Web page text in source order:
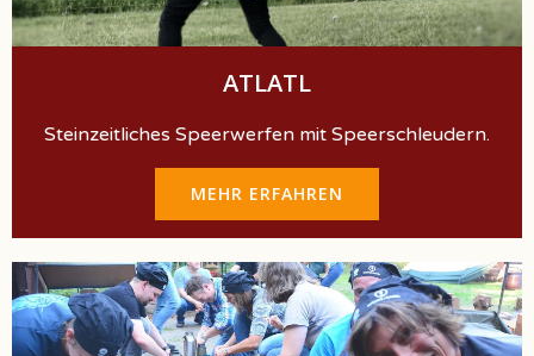
ATLATL
Steinzeitliches Speerwerfen mit Speerschleudern.
MEHR ERFAHREN